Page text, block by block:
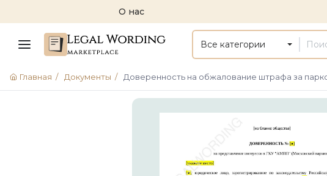
О нас
Все категории
Главная / Документы / Доверенность на обжалование штрафа за